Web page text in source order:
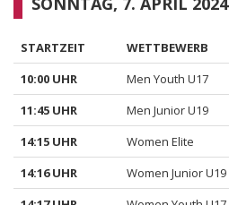
STARTZEIT WETTBEWERB
10:00 UHR
Men Youth U17
11:45 UHR
Men Junior U19
14:15 UHR
Women Elite
14:16 UHR
Women Junior U19